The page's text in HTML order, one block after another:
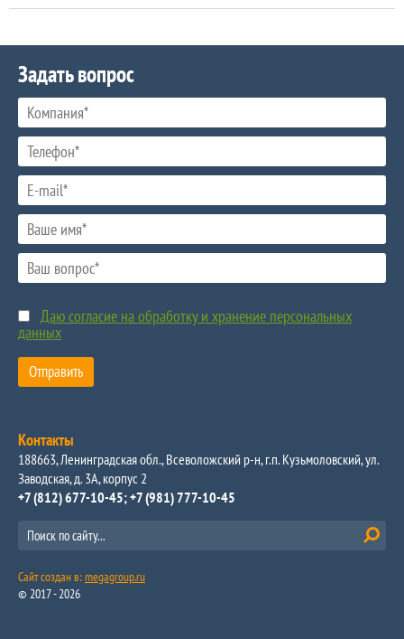
Задать вопрос
Даю согласие на обработку и хранение персональных
данных
Отправить
Контакты
188663, Ленинградская обл., Всеволожский р-н, г.п. Кузьмоловский, ул.
Заводская, д. 3А, корпус 2
+7 (812) 677-10-45 +7 (981) 777-10-45
Сайт создан в:megagroup.ru
© 2017 - 2026